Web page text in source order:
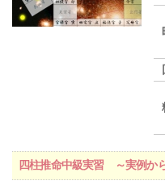
四柱推命中級実習 ～実例か